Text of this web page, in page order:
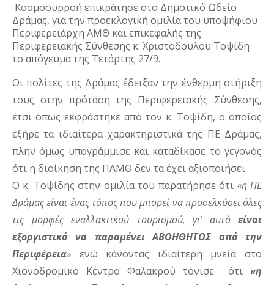
Κοσμοσυρροή επικράτησε στο Δημοτικό Ωδείο
Δράμας, για την προεκλογική ομιλία του υποψήφιου
Περιφερειάρχη ΑΜΘ και επικεφαλής της
Περιφερειακής Σύνθεσης κ. Χριστόδουλου Τοψίδη
το απόγευμα της Τετάρτης 27/9.
Οι πολίτες της Δράμας έδειξαν την ένθερμη στήριξη
τους στην πρόταση της Περιφερειακής Σύνθεσης,
έτσι όπως εκφράστηκε από τον κ. Τοψίδη, ο οποίος
εξήρε τα ιδιαίτερα χαρακτηριστικά της ΠΕ Δράμας,
πλην όμως υπογράμμισε και καταδίκασε το γεγονός
ότι η διοίκηση της ΠΑΜΘ δεν τα έχει αξιοποιήσει.
Ο κ. Τοψίδης στην ομιλία του παρατήρησε ότι «η ΠΕ
Δράμας είναι ένας τόπος που μπορεί να προσελκύσει όλες
τις μορφές εναλλακτικού τουρισμού, γι’ αυτό είναι
εξοργιστικό να παραμένει ΑΒΟΗΘΗΤΟΣ από την
Περιφέρεια» ενώ κάνοντας ιδιαίτερη μνεία στο
Χιονοδρομικό Κέντρο Φαλακρού τόνισε ότι «η